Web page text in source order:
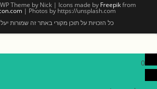
Theme by Nick | Icons made by Freepikfrom
| Photos by https://unsplash.com
כל הזכויות על תוכן מקורי באתר זה שמורות
0